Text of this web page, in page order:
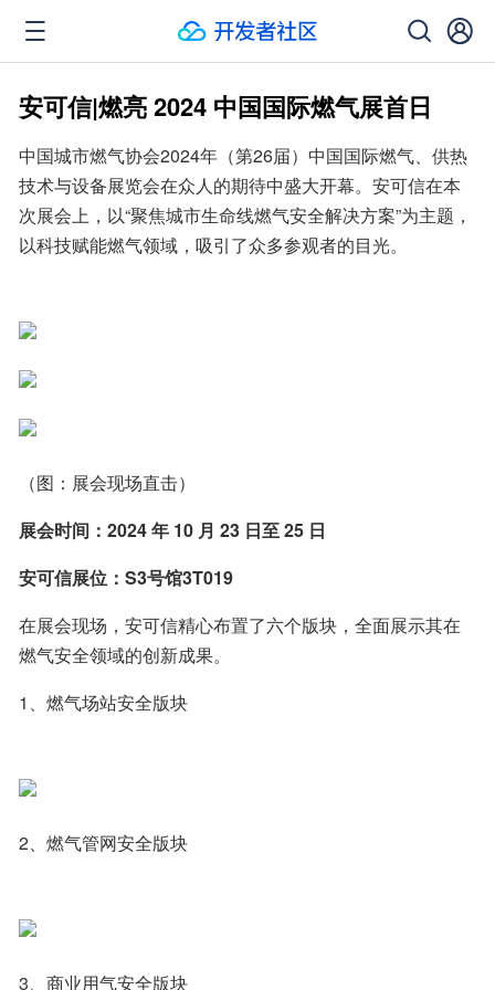
安可信|燃亮 2024 中国国际燃气展首日
中国城市燃气协会2024年（第26届）中国国际燃气、供热
技术与设备展览会在众人的期待中盛大开幕。安可信在本
次展会上，以“聚焦城市生命线燃气安全解决方案”为主题，
以科技赋能燃气领域，吸引了众多参观者的目光。
（图：展会现场直击）
展会时间：2024 年 10 月 23 日至 25 日
安可信展位：S3号馆3T019
在展会现场，安可信精心布置了六个版块，全面展示其在
燃气安全领域的创新成果。
1、燃气场站安全版块
2、燃气管网安全版块
3、商业用气安全版块